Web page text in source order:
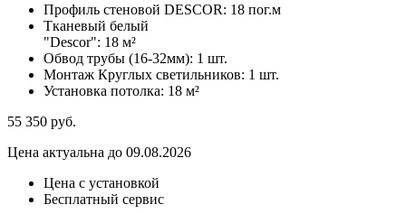
Профиль стеновой DESCOR: 18 пог.м
Тканевый белый
"Descor": 18 м²
Обвод трубы (16-32мм): 1 шт.
Монтаж Круглых светильников: 1 шт.
Установка потолка: 18 м²
55 350 руб.
Цена актуальна до 09.08.2026
Цена с установкой
Бесплатный сервис